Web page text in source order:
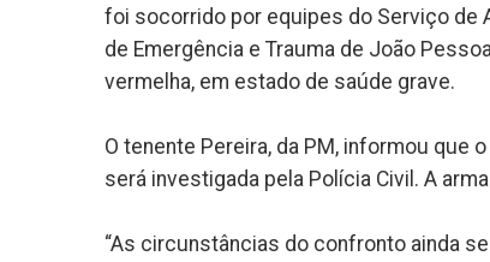
foi socorrido por equipes do Serviço de
de Emergência e Trauma de João
vermelha, em estado de saúde grave.
O tenente Pereira, da PM, informou que
será investigada pela Polícia Civil. A
“As circunstâncias do confronto ainda